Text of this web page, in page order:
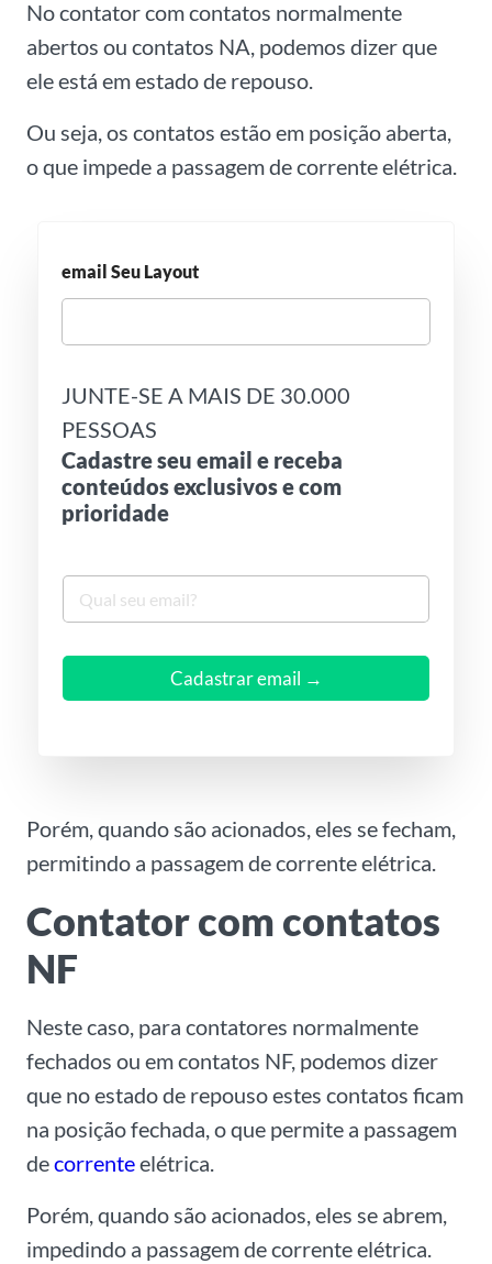
No contator com contatos normalmente
abertos ou contatos NA, podemos dizer que
ele está em estado de repouso.
Ou seja, os contatos estão em posição aberta,
o que impede a passagem de corrente elétrica.
email Seu Layout
JUNTE-SE A MAIS DE 30.000
PESSOAS
Cadastre seu email e receba
conteúdos exclusivos e com
prioridade
S
u
Cadastrar email →
Porém, quando são acionados, eles se fecham,
permitindo a passagem de corrente elétrica.
Contator com contatos
NF
Neste caso, para contatores normalmente
fechados ou em contatos NF, podemos dizer
que no estado de repouso estes contatos ficam
na posição fechada, o que permite a passagem
decorrenteelétrica.
Porém, quando são acionados, eles se abrem,
impedindo a passagem de corrente elétrica.